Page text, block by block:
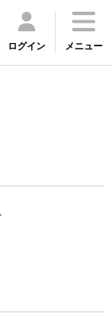
ログイン メニュー